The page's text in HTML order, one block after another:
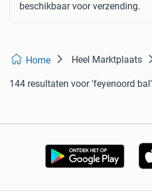
beschikbaar voor verzending.
Home Heel Marktplaats
144 resultaten voor 'feyenoord bal'